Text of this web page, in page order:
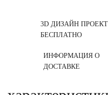
3D ДИЗАЙН ПРОЕКТ
БЕСПЛАТНО
ИНФОРМАЦИЯ О
ДОСТАВКЕ